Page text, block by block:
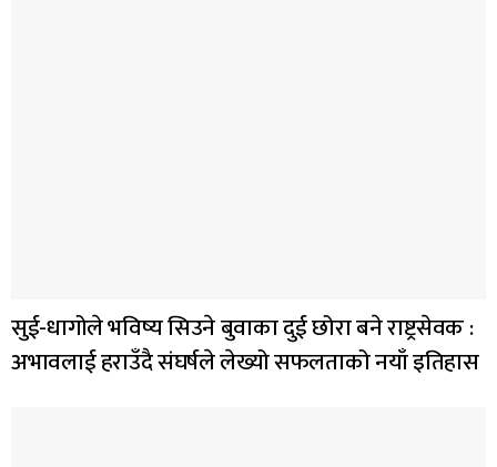
सुई-धागोले भविष्य सिउने बुवाका दुई छोरा बने राष्ट्रसेवक :
अभावलाई हराउँदै संघर्षले लेख्यो सफलताको नयाँ इतिहास